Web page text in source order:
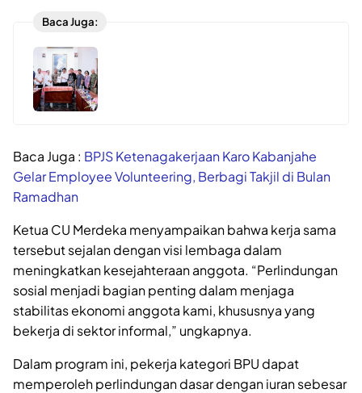
Baca Juga:
Baca Juga : BPJS Ketenagakerjaan Karo Kabanjahe
Gelar Employee Volunteering, Berbagi Takjil di Bulan
Ramadhan
Ketua CU Merdeka menyampaikan bahwa kerja sama
tersebut sejalan dengan visi lembaga dalam
meningkatkan kesejahteraan anggota. “Perlindungan
sosial menjadi bagian penting dalam menjaga
stabilitas ekonomi anggota kami, khususnya yang
bekerja di sektor informal,” ungkapnya.
Dalam program ini, pekerja kategori BPU dapat
memperoleh perlindungan dasar dengan iuran sebesar